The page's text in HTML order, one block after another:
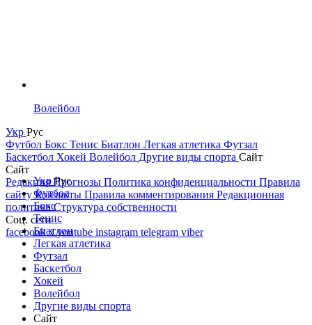
Волейбол
Укр Рус
Футбол Бокс Тенис Биатлон Легкая атлетика Футзал
Баскетбол Хокей Волейбол Другие виды спорта Сайт
Сайт
РедакцияПрогнозы Политика конфиденциальности Правила
сайтуКонтакты Правила комментирования Редакционная
политикаСтруктура собственности
Соц. сети
facebookxyoutube instagram telegram viber
УкрРус
Футбол
Бокс
Тенис
Биатлон
Легкая атлетика
Футзал
Баскетбол
Хокей
Волейбол
Другие виды спорта
Сайт